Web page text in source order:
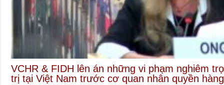
VCHR & FIDH lên án những vi phạm nghiêm
trị tại Việt Nam trước cơ quan nhân quyền